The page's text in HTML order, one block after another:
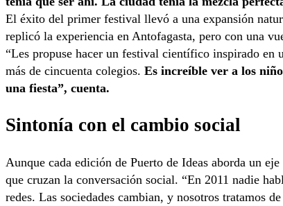
El éxito del primer festival llevó a una expansión
replicó la experiencia en Antofagasta, pero con una
“Les propuse hacer un festival científico inspirado
más de cincuenta colegios. Es increíble ver a los
una fiesta”, cuenta.
Sintonía con el cambio social
Aunque cada edición de Puerto de Ideas aborda un
que cruzan la conversación social. “En 2011 nadie
redes. Las sociedades cambian, y nosotros tratamos